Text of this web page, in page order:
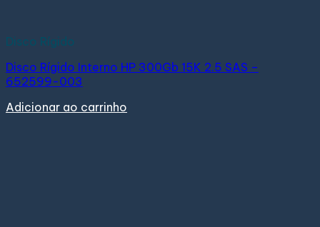
Disco Rígido
Disco Rígido Interno HP 300Gb 15K 2.5 SAS –
652599-003
Adicionar ao carrinho